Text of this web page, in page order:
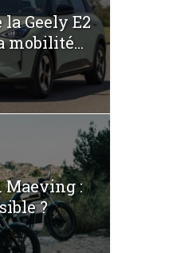
Geely E2
mobilité...
Maeving :
?